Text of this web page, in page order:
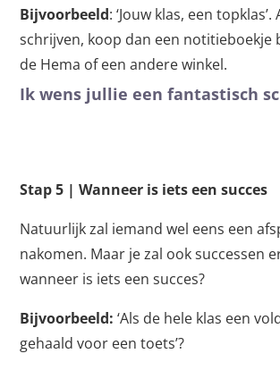
Bijvoorbeeld: ‘Jouw klas, een
schrijven, koop dan een notitieboekje
de Hema of een andere winkel.
Ik wens jullie een fantastisch
Stap 5 | Wanneer is iets een succes
Natuurlijk zal iemand wel eens een
nakomen. Maar je zal ook successen
wanneer is iets een succes?
Bijvoorbeeld:‘Als de hele klas een
gehaald voor een toets’?